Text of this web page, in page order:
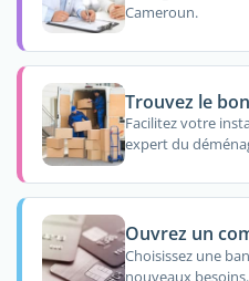
Cameroun.
Trouvez le
Facilitez votre
expert du
Ouvrez un
Choisissez une
nouveaux besoins.